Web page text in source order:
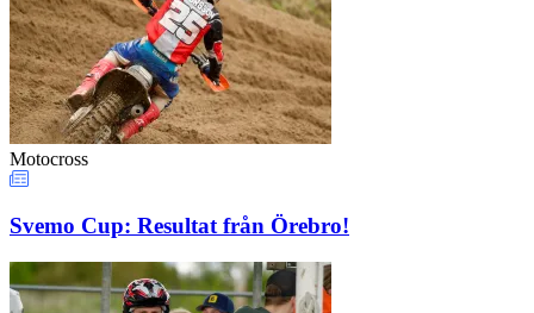
Motocross
Svemo Cup: Resultat från Örebro!